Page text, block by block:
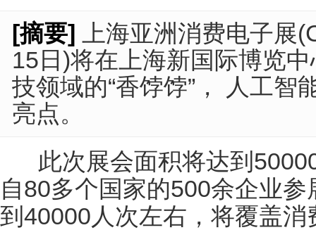
[摘要]
上海亚洲消费电子
15日)将在上海新国际博览
技领域的“香饽饽”， 人工智
亮点。
此次展会面积将达到
自80多个国家的500余企业
到40000人次左右，将覆盖